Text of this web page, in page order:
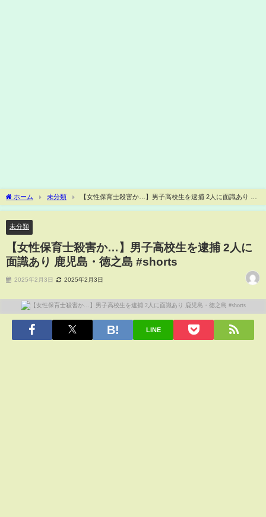
ホーム 未分類
【女性保育士殺害か…】男子高校生を逮捕 2人に面識あり 鹿
児島・徳之島 #shorts
未分類
【女性保育士殺害か…】男子高校生を逮捕 2人に
面識あり 鹿児島・徳之島 #shorts
2025年2月3日 2025年2月3日
LINE